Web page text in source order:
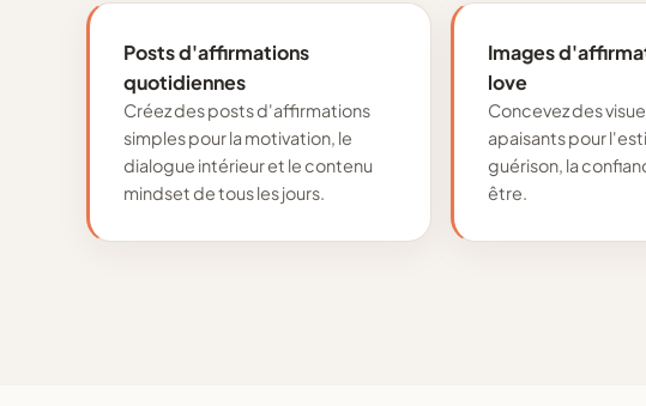
Posts d'affirmations
quotidiennes
Créez des posts d'affirmations
simples pour la motivation, le
dialogue intérieur et le contenu
mindset de tous les jours.
Images
love
Concevez des
apaisants pour
guérison, la
être.